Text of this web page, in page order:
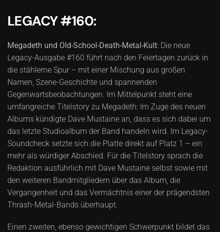
LEGACY #160:
Megadeth und Old-School-Death-Metal-Kult: Die neue
Legacy-Ausgabe #160 führt nach den Feiertagen zurück in
die stählerne Spur – mit einer Mischung aus großen
Namen, Szene-Geschichte und spannenden
Gegenwartsbeobachtungen. Im Mittelpunkt steht eine
umfangreiche Titelstory zu Megadeth: Im Zuge des neuen
Albums kündigte Dave Mustaine an, dass es sich dabei um
das letzte Studioalbum der Band handeln wird. Im Legacy-
Soundcheck setzte sich die Platte direkt auf Platz 1 – ein
mehr als würdiger Abschied. Für die Titelstory sprach die
Redaktion ausführlich mit Dave Mustaine selbst sowie mit
den weiteren Bandmitgliedern über das Album, die
Vergangenheit und das Vermächtnis einer der prägendsten
Thrash-Metal-Bands überhaupt.
Einen zweiten, ebenso gewichtigen Schwerpunkt bildet das